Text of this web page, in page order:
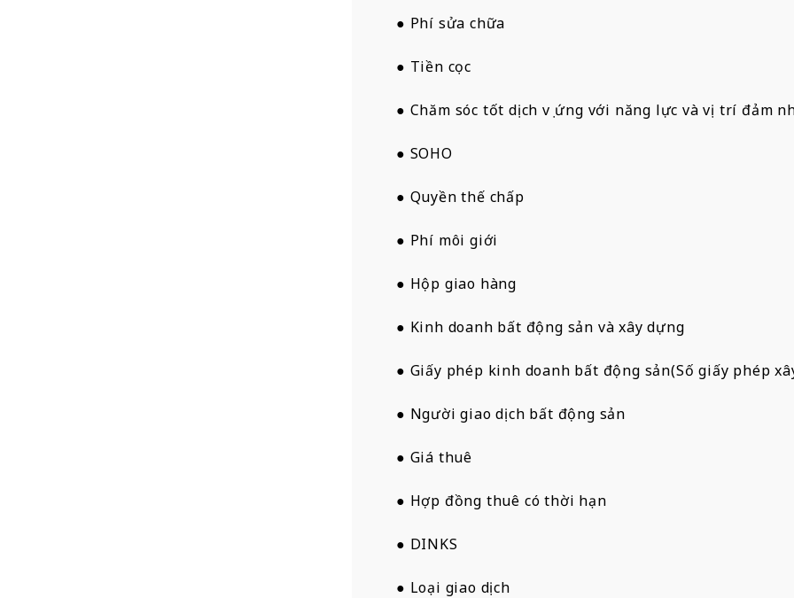
● Phí sửa chữa
● Tiền cọc
● Chăm sóc tốt dịch vụ ứng với năng lực và vị trí đảm
● SOHO
● Quyền thế chấp
● Phí môi giới
● Hộp giao hàng
● Kinh doanh bất động sản và xây dựng
● Giấy phép kinh doanh bất động sản(Số giấy phép
● Người giao dịch bất động sản
● Giá thuê
● Hợp đồng thuê có thời hạn
● DINKS
● Loại giao dịch